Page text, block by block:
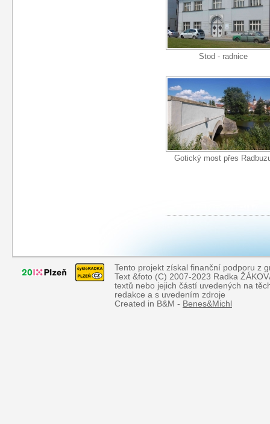
Stod - radnice
Gotický most přes
Tento projekt získal finanční podporu z
Text &foto (C) 2007-2023 Radka
textů nebo jejich částí uvedených na
redakce a s uvedením zdroje
Created in B&M - Benes&Michl